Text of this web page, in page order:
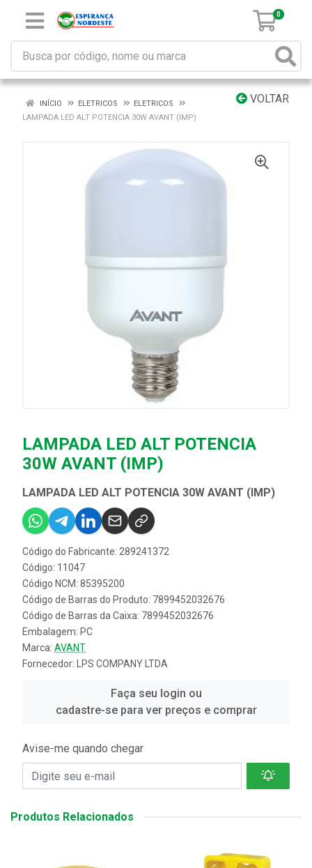
0
VOLTAR
INÍCIO ELETRICOS
ELETRICOS
LAMPADA LED ALT POTENCIA 30W AVANT (IMP)
LAMPADA LED ALT POTENCIA
30W AVANT (IMP)
LAMPADA LED ALT POTENCIA 30W AVANT (IMP)
Código do Fabricante: 289241372
Código: 11047
Código NCM: 85395200
Código de Barras do Produto: 7899452032676
Código de Barras da Caixa: 7899452032676
Embalagem: PC
Marca: AVANT
Fornecedor:
LPS COMPANY LTDA
Faça seu login ou
cadastre-se para ver preços e comprar
Avise-me quando chegar
Produtos Relacionados